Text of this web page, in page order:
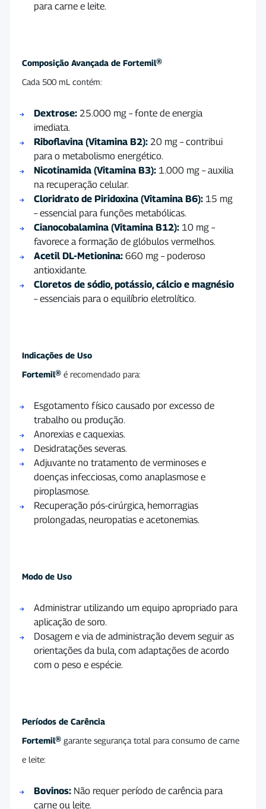
para carne e leite.
Composição Avançada de Fortemil®
Cada 500 mL contém:
Dextrose: 25.000 mg – fonte de energia
imediata.
Riboflavina (Vitamina B2): 20 mg – contribui
para o metabolismo energético.
Nicotinamida (Vitamina B3): 1.000 mg – auxilia
na recuperação celular.
Cloridrato de Piridoxina (Vitamina B6): 15 mg
– essencial para funções metabólicas.
Cianocobalamina (Vitamina B12): 10 mg –
favorece a formação de glóbulos vermelhos.
Acetil DL-Metionina: 660 mg – poderoso
antioxidante.
Cloretos de sódio, potássio, cálcio e magnésio
– essenciais para o equilíbrio eletrolítico.
Indicações de Uso
Fortemil® é recomendado para:
Esgotamento físico causado por excesso de
trabalho ou produção.
Anorexias e caquexias.
Desidratações severas.
Adjuvante no tratamento de verminoses e
doenças infecciosas, como anaplasmose e
piroplasmose.
Recuperação pós-cirúrgica, hemorragias
prolongadas, neuropatias e acetonemias.
Modo de Uso
Administrar utilizando um equipo apropriado para
aplicação de soro.
Dosagem e via de administração devem seguir as
orientações da bula, com adaptações de acordo
com o peso e espécie.
Períodos de Carência
Fortemil® garante segurança total para consumo de carne
e leite:
Bovinos: Não requer período de carência para
carne ou leite.